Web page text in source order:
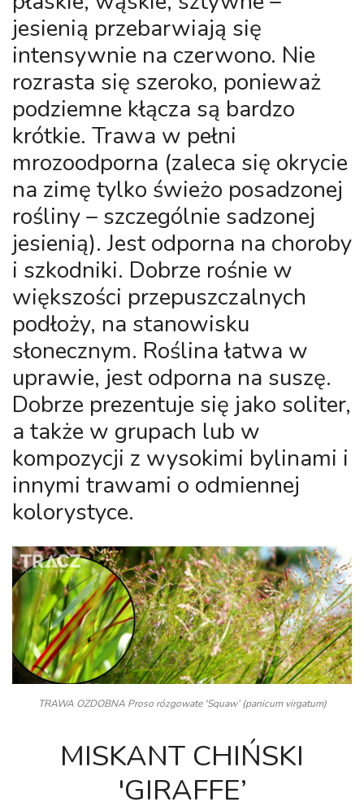
jesienią przebarwiają się
intensywnie na czerwono. Nie
rozrasta się szeroko, ponieważ
podziemne kłącza są bardzo
krótkie. Trawa w pełni
mrozoodporna (zaleca się okrycie
na zimę tylko świeżo posadzonej
rośliny – szczególnie sadzonej
jesienią). Jest odporna na choroby
i szkodniki. Dobrze rośnie w
większości przepuszczalnych
podłoży, na stanowisku
słonecznym. Roślina łatwa w
uprawie, jest odporna na suszę.
Dobrze prezentuje się jako soliter,
a także w grupach lub w
kompozycji z wysokimi bylinami i
innymi trawami o odmiennej
kolorystyce.
TRAWA OZDOBNA Proso rózgowate 'Squaw’ (panicum virgatum)
MISKANT CHIŃSKI
'GIRAFFE’